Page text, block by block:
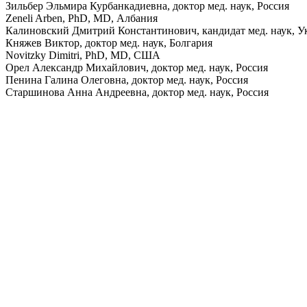
Зильбер Эльмира Курбанкадиевна, доктор мед. наук, Россия
Zeneli Arben, PhD, MD, Албания
Калиновский Дмитрий Константинович, кандидат мед. наук,
Княжев Виктор, доктор мед. наук, Болгария
Novitzky Dimitri, PhD, MD, США
Орел Александр Михайлович, доктор мед. наук, Россия
Пенина Галина Олеговна, доктор мед. наук, Россия
Старшинова Анна Андреевна, доктор мед. наук, Россия